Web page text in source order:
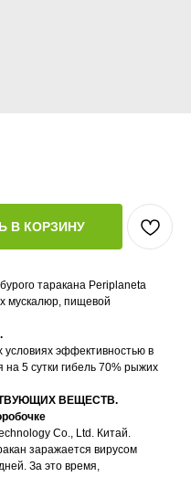
В КОРЗИНУ
таракана Periplaneta
мускалюр, пищевой
эффективностью в
5 сутки гибель 70% рыжих
ВЕЩЕСТВ.
Co., Ltd. Китай.
заражается вирусом
За это время,